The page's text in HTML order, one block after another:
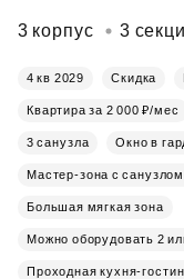
3 корпус 3
4 кв 2029 Скидка
Квартира за 2 000 ₽/мес
3 санузла Окно в
Мастер-зона с
Большая мягкая зона
Можно оборудовать 2
Проходная кухня-